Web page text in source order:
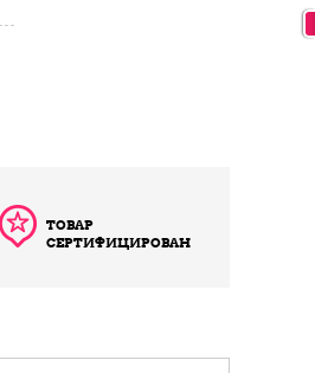
ТОВАР
СЕРТИФИЦИРОВАН